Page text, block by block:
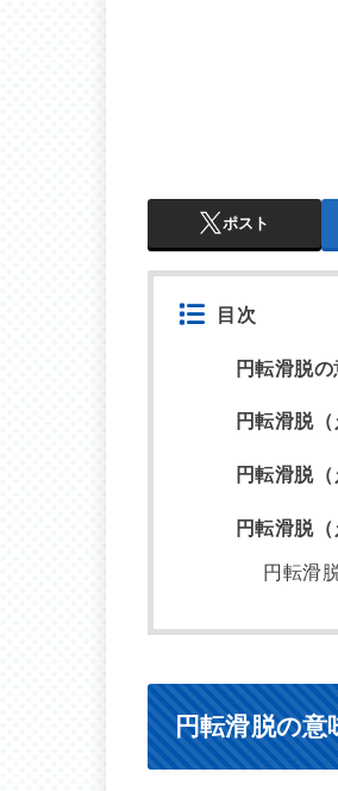
ポスト
目次
円転滑脱
円転滑脱
円転滑脱
円転滑脱
円転滑
円転滑脱の意